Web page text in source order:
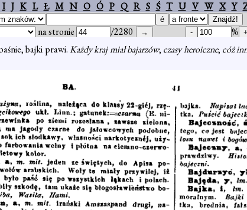
I J K L Ł M N O Ó P Q R S Ś T U V W X Y
na stronie /2280 %
bajki prawi.Każdy kraj miał bajarzów; czasy heroiczne, cóż